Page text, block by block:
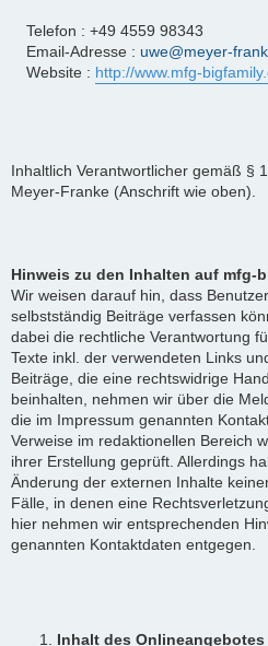
Telefon : +49 4559 98343
Email-Adresse : uwe@meyer-
Website : http://www.mfg-
Inhaltlich Verantwortlicher gemäß §
Meyer-Franke (Anschrift wie oben).
Hinweis zu den Inhalten auf mfg-
Wir weisen darauf hin, dass
selbstständig Beiträge verfassen
dabei die rechtliche Verantwortung
Texte inkl. der verwendeten Links
Beiträge, die eine rechtswidrige
beinhalten, nehmen wir über die
die im Impressum genannten
Verweise im redaktionellen Bereich
ihrer Erstellung geprüft. Allerdings
Änderung der externen Inhalte
Fälle, in denen eine
hier nehmen wir entsprechenden
genannten Kontaktdaten entgegen.
Inhalt des Onlineangebotes